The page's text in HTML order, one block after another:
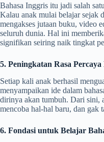
Bahasa Inggris itu jadi salah
Kalau anak mulai belajar sejak
mengakses jutaan buku, video
seluruh dunia. Hal ini
signifikan seiring naik tingkat
5. Peningkatan Rasa
Setiap kali anak berhasil
menyampaikan ide dalam
dirinya akan tumbuh. Dari sini,
mencoba hal-hal baru, dan gak
6. Fondasi untuk Belajar